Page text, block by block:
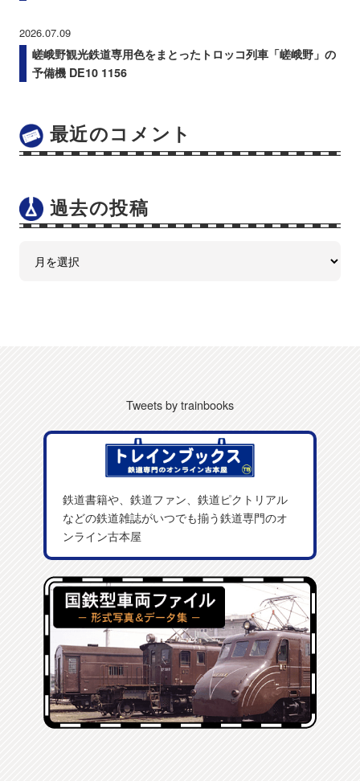
2026.07.09
嵯峨野観光鉄道専用色をまとったトロッコ列車「嵯峨野」の
予備機 DE10 1156
最近のコメント
過去の投稿
Tweets by trainbooks
鉄道書籍や、鉄道ファン、鉄道ピクトリアル
などの鉄道雑誌がいつでも揃う鉄道専門のオ
ンライン古本屋